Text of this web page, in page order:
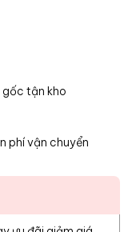
gốc tận kho
phí vận chuyển